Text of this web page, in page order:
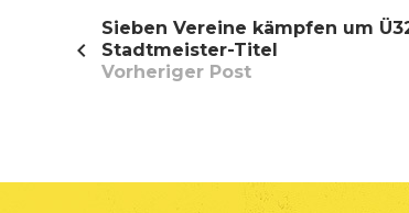
Sieben Vereine kämpfen um
Stadtmeister-Titel
Vorheriger Post